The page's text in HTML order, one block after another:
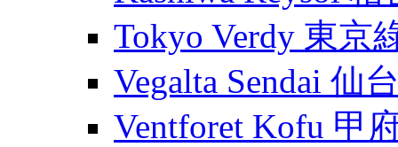
Tokyo Verdy 東京
Vegalta Sendai 仙
Ventforet Kofu 甲